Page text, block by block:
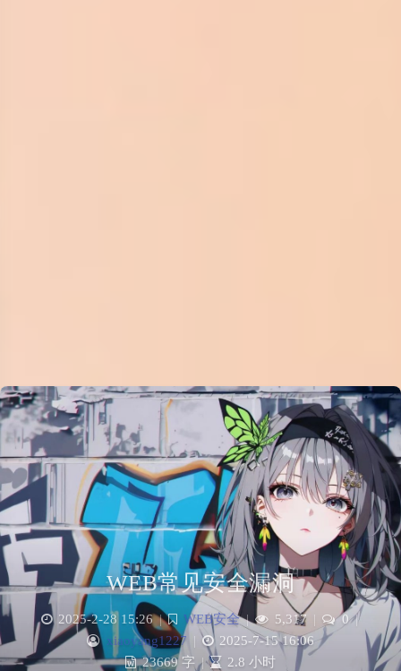
WEB常见安全漏洞
2025-2-28 15:26 | WEB安全 | 5,317 | 0 |
xiaoyang1227 |
2025-7-15 16:06
23669 字 | 2.8 小时